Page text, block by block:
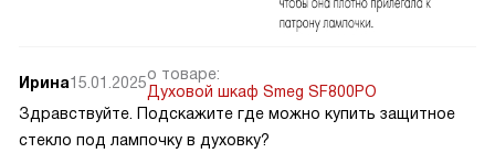
Ирина15.01.2025о товаре:
Духовой шкаф Smeg SF800PO
Здравствуйте. Подскажите где можно купить защитное
стекло под лампочку в духовку?